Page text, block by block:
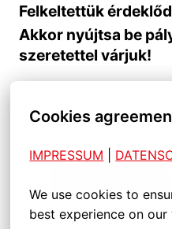
Cookies
IMPRESSUM
We use cookies to
best experience on our
Felkeltettük
Akkor nyújtsa be
szeretettel várjuk!